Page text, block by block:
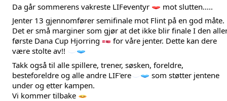
Da går sommerens vakreste LIFeventyr
mot slutten.....
Jenter 13 gjennomfører semifinale mot Flint på en god måte.
Det er små marginer som gjør at det ikke blir finale I den
første Dana Cup Hjorring
for våre jenter. Dette kan dere
være stolte av!!
Takk også til alle spillere, trener, søsken, foreldre,
besteforeldre og alle andre LIF'ere
som støtter jentene
under og etter kampen.
Vi kommer tilbake